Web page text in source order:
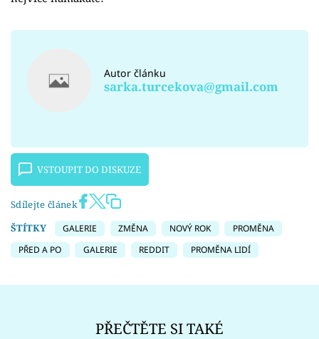
Autor článku
sarka.turcekova@gmail.com
VSTOUPIT DO DISKUZE
Sdílejte článek
ŠTÍTKY
GALERIE ZMĚNA NOVÝ ROK
PROMĚNA
PŘED A PO
GALERIE REDDIT PROMĚNA LIDÍ
PŘEČTĚTE SI TAKÉ